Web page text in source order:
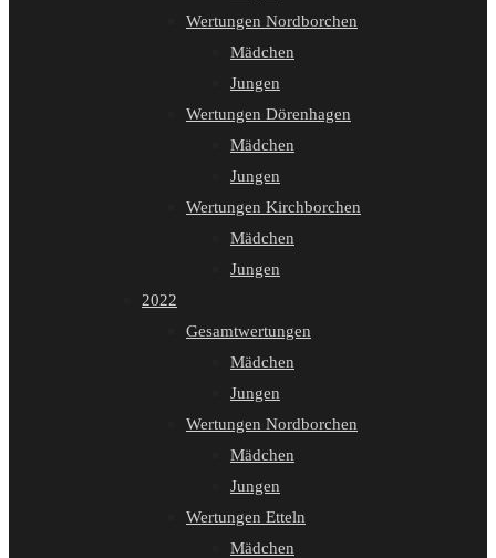
Wertungen Nordborchen
Mädchen
Jungen
Wertungen Dörenhagen
Mädchen
Jungen
Wertungen Kirchborchen
Mädchen
Jungen
2022
Gesamtwertungen
Mädchen
Jungen
Wertungen Nordborchen
Mädchen
Jungen
Wertungen Etteln
Mädchen